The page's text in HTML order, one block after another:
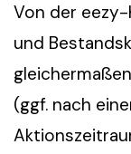
Von der
und
(ggf. nach